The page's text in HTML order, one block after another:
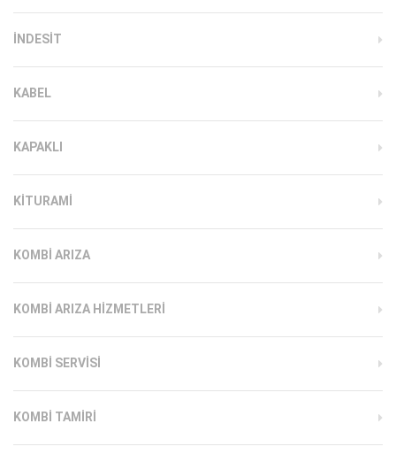
INDESIT
KABEL
KAPAKLI
KITURAMI
KOMBI ARIZA
KOMBI ARIZA HIZMETLERI
KOMBI SERVISI
KOMBI TAMIRI